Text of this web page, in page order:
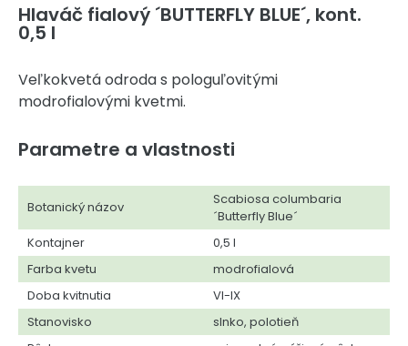
Hlaváč fialový ´BUTTERFLY BLUE´, kont.
0,5 l
Veľkokvetá odroda s pologuľovitými
modrofialovými kvetmi.
Parametre a vlastnosti
Botanický názov
Scabiosa columbaria
´Butterfly Blue´
Kontajner
0,5 l
Farba kvetu
modrofialová
Doba kvitnutia
VI-IX
Stanovisko
slnko, polotieň